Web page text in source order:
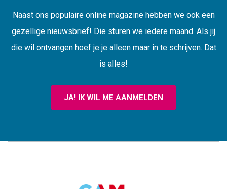
Naast ons populaire online magazine hebben we ook een
gezellige nieuwsbrief! Die sturen we iedere maand. Als jij
die wil ontvangen hoef je je alleen maar in te schrijven. Dat
is alles!
JA! IK WIL ME AANMELDEN